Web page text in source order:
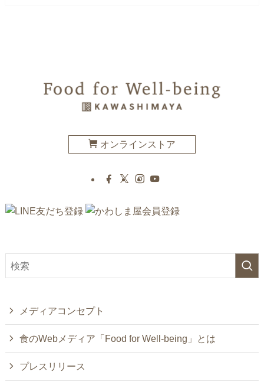
オンラインストア
メディアコンセプト
食のWebメディア「Food for Well-being」とは
プレスリリース